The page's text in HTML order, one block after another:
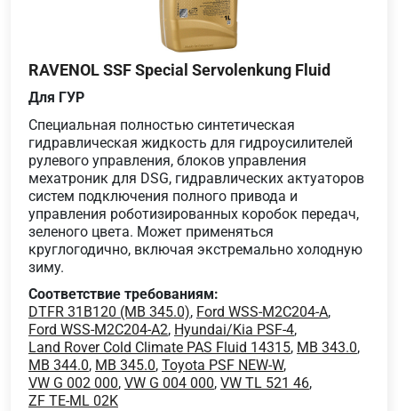
RAVENOL SSF Special Servolenkung Fluid
Для ГУР
Специальная полностью синтетическая
гидравлическая жидкость для гидроусилителей
рулевого управления, блоков управления
мехатроник для DSG, гидравлических актуаторов
систем подключения полного привода и
управления роботизированных коробок передач,
зеленого цвета. Может применяться
круглогодично, включая экстремально холодную
зиму.
Соответствие требованиям:
DTFR 31B120 (MB 345.0), Ford WSS-M2C204-A,
Ford WSS-M2C204-A2, Hyundai/Kia PSF-4,
Land Rover Cold Climate PAS Fluid 14315, MB 343.0,
MB 344.0, MB 345.0, Toyota PSF NEW-W,
VW G 002 000, VW G 004 000, VW TL 521 46,
ZF TE-ML 02K